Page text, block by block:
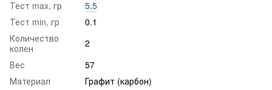
Тест max, гр
5.5
Тест min, гр
0.1
Количество
колен
2
Вес
57
Материал
Графит (карбон)